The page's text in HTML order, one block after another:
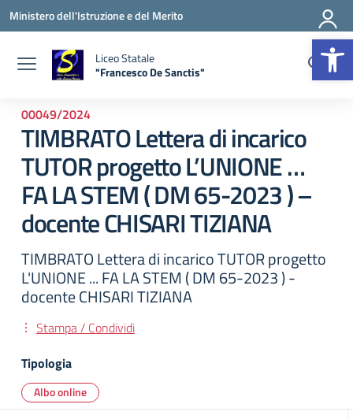
Vai ai contenuti
Vai al menu di navigazione
Vai al footer
Ministero dell'Istruzione e del Merito
Liceo Statale
"Francesco De Sanctis"
00049/2024
TIMBRATO Lettera di incarico
TUTOR progetto L’UNIONE …
FA LA STEM ( DM 65-2023 ) –
docente CHISARI TIZIANA
TIMBRATO Lettera di incarico TUTOR progetto
L'UNIONE ... FA LA STEM ( DM 65-2023 ) -
docente CHISARI TIZIANA
Stampa / Condividi
Tipologia
Albo online